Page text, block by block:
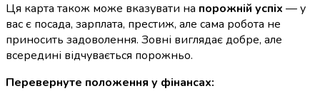
Ця карта також може вказувати на порожній успіх — у
вас є посада, зарплата, престиж, але сама робота не
приносить задоволення. Зовні виглядає добре, але
всередині відчувається порожньо.
Перевернуте положення у фінансах: